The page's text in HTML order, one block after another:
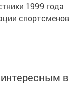
1999 года
спортсменов
в